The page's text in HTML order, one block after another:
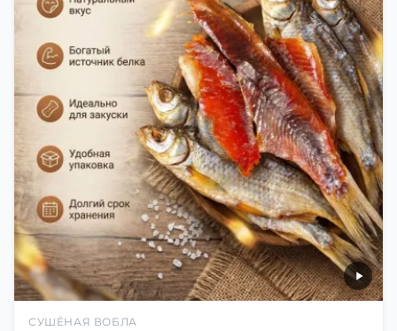
СУШЁНАЯ ВОБЛА